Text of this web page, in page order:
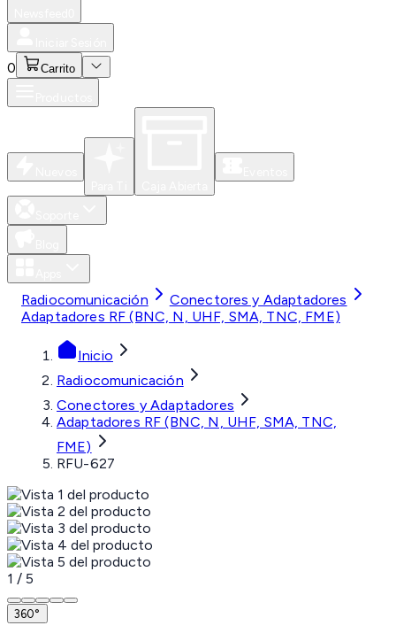
0 Carrito
Radiocomunicación
Conectores y Adaptadores
Adaptadores RF (BNC, N, UHF, SMA, TNC, FME)
Inicio
Radiocomunicación
Conectores y Adaptadores
Adaptadores RF (BNC, N, UHF, SMA, TNC,
FME)
RFU-627
1 / 5
360°